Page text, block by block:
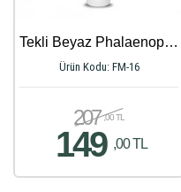
Tekli Beyaz Phalaenopsis Orkide
Ürün Kodu: FM-16
207 ,00 TL
149 ,00 TL